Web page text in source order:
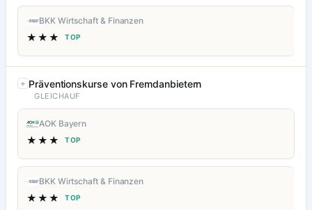
BKK Wirtschaft & Finanzen
★★★ TOP
Präventionskurse von Fremdanbietern
GLEICHAUF
AOK Bayern
★★★ TOP
BKK Wirtschaft & Finanzen
★★★ TOP